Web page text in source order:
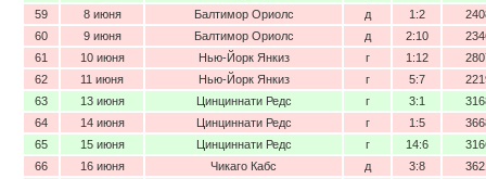
59
8 июня Балтимор Ориолс д 1:2
60
9 июня Балтимор Ориолс д 2:10
61
10 июня Нью-Йорк Янкиз г 1:12
62
11 июня Нью-Йорк Янкиз г 5:7
63
13 июня Цинциннати Редс г 3:1
64
14 июня Цинциннати Редс г 1:5
65
15 июня Цинциннати Редс г 14:6
66
16 июня Чикаго Кабс д 3:8